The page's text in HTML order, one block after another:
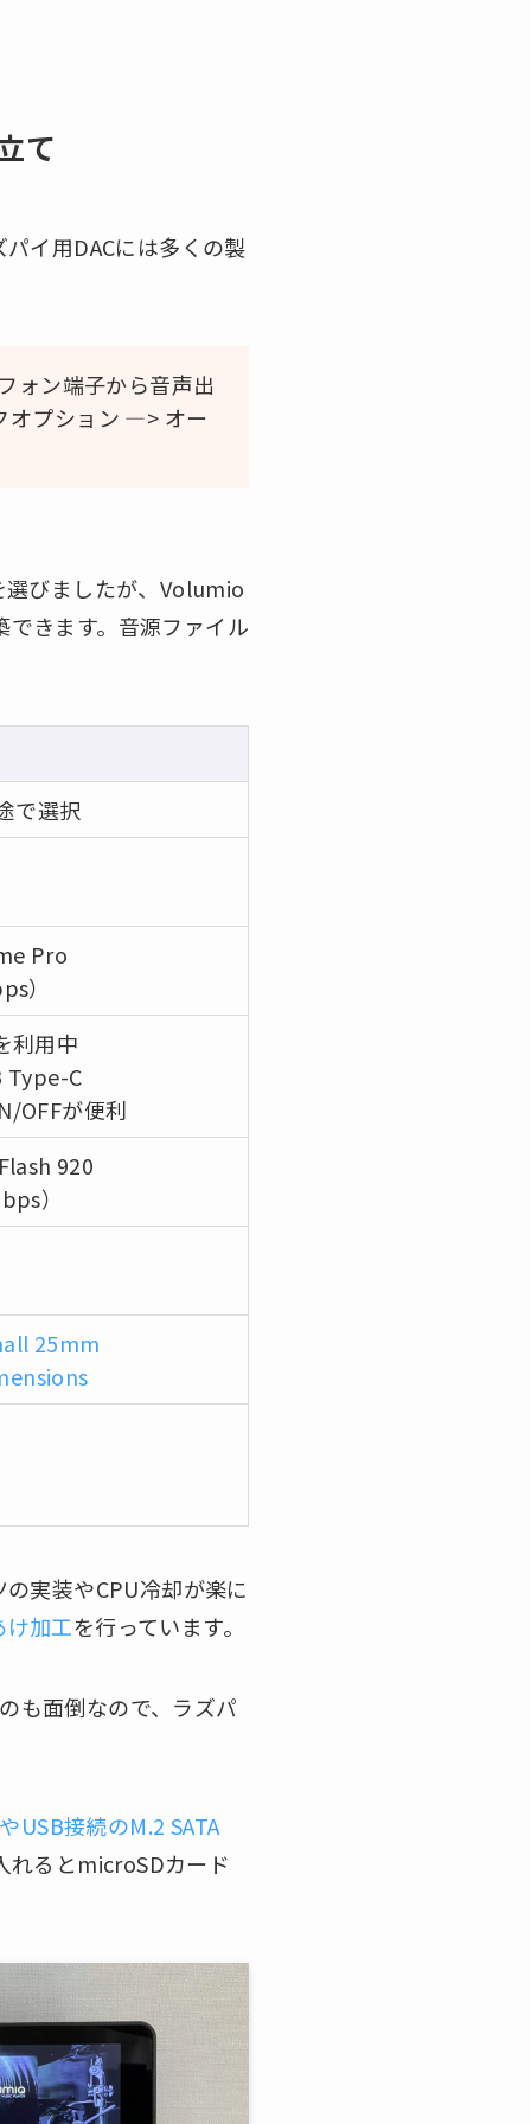
て
イ用DACには多くの製
ォン端子から音声出
オプション —> オー
びましたが、Volumio
きます。音源ファイル
で選択
Pro
）
利用中
Type-C
OFFが便利
920
）
25mm
実装やCPU冷却が楽に
け加工を行っています。
も面倒なので、ラズパ
USB接続のM.2 SATA
れるとmicroSDカード